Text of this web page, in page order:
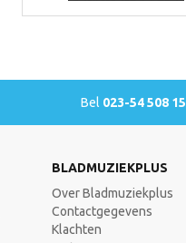
Bel 023-54 508 15
BLADMUZIEKPLUS
Over Bladmuziekplus
Contactgegevens
Klachten